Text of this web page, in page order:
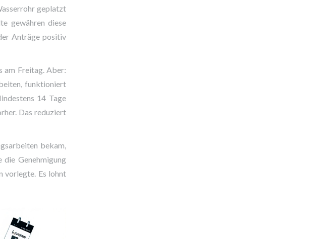
geplatzt
gewähren diese
Anträge positiv
am Freitag. Aber:
funktioniert
14 Tage
Das reduziert
bekam,
Genehmigung
vorlegte. Es lohnt